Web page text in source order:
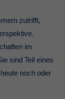
zutrifft,
im
sind Teil eines
noch oder